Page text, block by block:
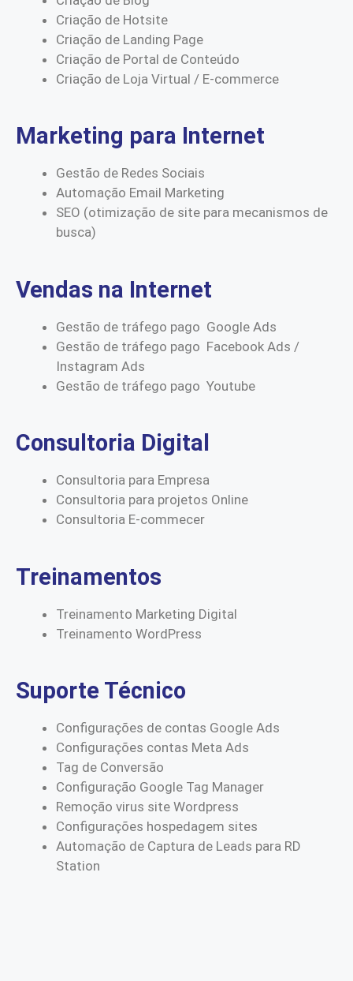
Criação de Hotsite
Criação de Landing Page
Criação de Portal de Conteúdo
Criação de Loja Virtual / E-commerce
Marketing para Internet
Gestão de Redes Sociais
Automação Email Marketing
SEO (otimização de site para mecanismos de
busca)
Vendas na Internet
Gestão de tráfego pago Google Ads
Gestão de tráfego pago Facebook Ads /
Instagram Ads
Gestão de tráfego pago Youtube
Consultoria Digital
Consultoria para Empresa
Consultoria para projetos Online
Consultoria E-commecer
Treinamentos
Treinamento Marketing Digital
Treinamento WordPress
Suporte Técnico
Configurações de contas Google Ads
Configurações contas Meta Ads
Tag de Conversão
Configuração Google Tag Manager
Remoção virus site Wordpress
Configurações hospedagem sites
Automação de Captura de Leads para RD
Station